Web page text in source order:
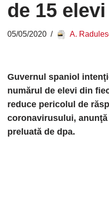
de 15 elevi
05/05/2020 A.
Guvernul spaniol
numărul de elevi din
reduce pericolul de
coronavirusului,
preluată de dpa.